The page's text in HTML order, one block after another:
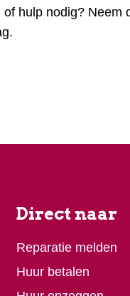
hulp nodig? Neem
Direct naar
Reparatie melden
Huur betalen